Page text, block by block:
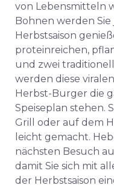
von Lebensmitteln
Bohnen werden Sie
Herbstsaison
proteinreichen,
und zwei
werden diese
Herbst-Burger die
Speiseplan stehen.
Grill oder auf dem
leicht gemacht.
nächsten Besuch
damit Sie sich mit
der Herbstsaison